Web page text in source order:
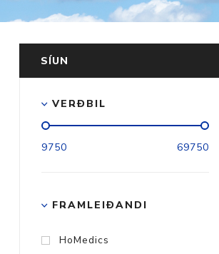
SÍUN
VERÐBIL
9750 69750
FRAMLEIÐANDI
HoMedics